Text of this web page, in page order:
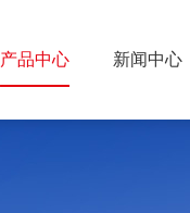
产品中心 新闻中心